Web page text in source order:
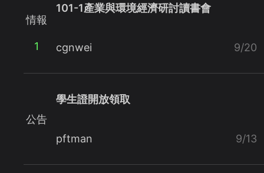
情報
1
101-1產業與環境經濟研討讀書會
cgnwei 9/20
公告
學生證開放領取
pftman 9/13